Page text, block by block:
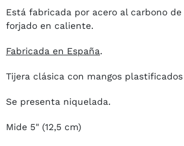
Está fabricada por acero al carbono
forjado en caliente.
Fabricada en España.
Tijera clásica con mangos plastificados
Se presenta niquelada.
Mide 5" (12,5 cm)